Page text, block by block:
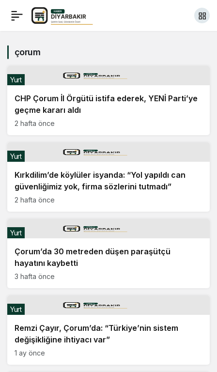
çorum
CHP Çorum İl Örgütü istifa ederek, YENİ Parti’ye
geçme kararı aldı
Yurt
2 hafta önce
Kırkdilim’de köylüler isyanda: “Yol yapıldı can
güvenliğimiz yok, firma sözlerini tutmadı”
Yurt
2 hafta önce
Çorum’da 30 metreden düşen paraşütçü
hayatını kaybetti
Yurt
3 hafta önce
Remzi Çayır, Çorum’da: “Türkiye’nin sistem
değişikliğine ihtiyacı var”
Yurt
1 ay önce